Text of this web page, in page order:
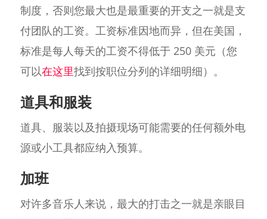
制度，否则您最大也是最重要的开支之一就是支
付团队的工资。工资标准因地而异，但在美国，
标准是每人每天的工资不得低于 250 美元（您
可以在这里找到按职位分列的详细明细）。
道具和服装
道具、服装以及拍摄现场可能需要的任何额外电
源或小工具都应纳入预算。
加班
对许多音乐人来说，最大的打击之一就是亲眼目